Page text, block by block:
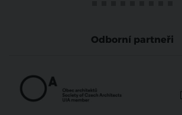
Odborní partneři